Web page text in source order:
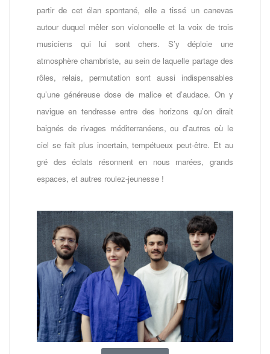
partir de cet élan spontané, elle a tissé un canevas
autour duquel mêler son violoncelle et la voix de trois
musiciens qui lui sont chers. S’y déploie une
atmosphère chambriste, au sein de laquelle partage des
rôles, relais, permutation sont aussi indispensables
qu’une généreuse dose de malice et d’audace. On y
navigue en tendresse entre des horizons qu’on dirait
baignés de rivages méditerranéens, ou d’autres où le
ciel se fait plus incertain, tempétueux peut-être. Et au
gré des éclats résonnent en nous marées, grands
espaces, et autres roulez-jeunesse !